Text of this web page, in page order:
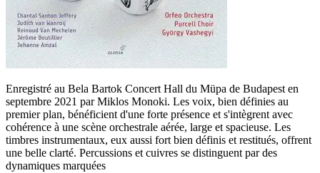
Enregistré au Bela Bartok Concert Hall du Müpa de Budapest en
septembre 2021 par Miklos Monoki. Les voix, bien définies au
premier plan, bénéficient d'une forte présence et s'intègrent avec
cohérence à une scène orchestrale aérée, large et spacieuse. Les
timbres instrumentaux, eux aussi fort bien définis et restitués, offrent
une belle clarté. Percussions et cuivres se distinguent par des
dynamiques marquées